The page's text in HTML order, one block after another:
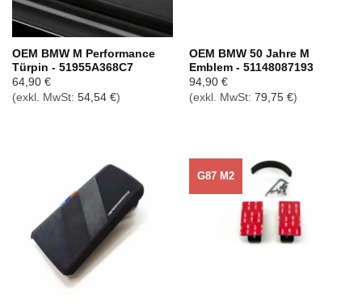
OEM BMW M Performance
Türpin - 51955A368C7
64,90 €
(exkl. MwSt: 54,54 €)
OEM BMW 50 Jahre M
Emblem - 51148087193
94,90 €
(exkl. MwSt: 79,75 €)
G87 M2